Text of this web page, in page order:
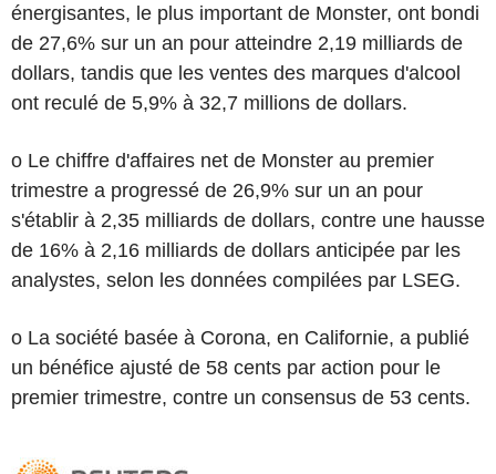
énergisantes, le plus important de Monster, ont bondi
de 27,6% sur un an pour atteindre 2,19 milliards de
dollars, tandis que les ventes des marques d'alcool
ont reculé de 5,9% à 32,7 millions de dollars.
o Le chiffre d'affaires net de Monster au premier
trimestre a progressé de 26,9% sur un an pour
s'établir à 2,35 milliards de dollars, contre une hausse
de 16% à 2,16 milliards de dollars anticipée par les
analystes, selon les données compilées par LSEG.
o La société basée à Corona, en Californie, a publié
un bénéfice ajusté de 58 cents par action pour le
premier trimestre, contre un consensus de 53 cents.